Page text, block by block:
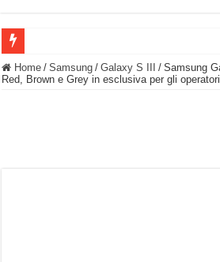
BASTA FATICARE! Questo robot tagliaerba lo
Home / Samsung / Galaxy S III / Samsung
Red, Brown e Grey in esclusiva per gli